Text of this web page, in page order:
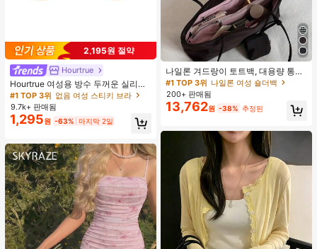
2,195원 절약
Hourtrue
Hourtrue 여성용 방수 두꺼운 실리콘
가슴 페탈, 작은 가슴 리프트업 & 푸시
인용, 웨딩 촬영 및 들러리용
#1 TOP 3위 없음 여성 스티키 브라
9.7k+ 판매됨
1,295원 -63% 마지막 2일
나일론 겨드랑이 토트백, 대용량 통근
숄더백, 작은 메이크업 백 포함, 펜던
트 미포함, 가벼운 일상 핸드백 (펜던
트 미포함)
#1 TOP 3위 나일론 여성 숄더백
200+ 판매됨
13,762원 -38% 추정된